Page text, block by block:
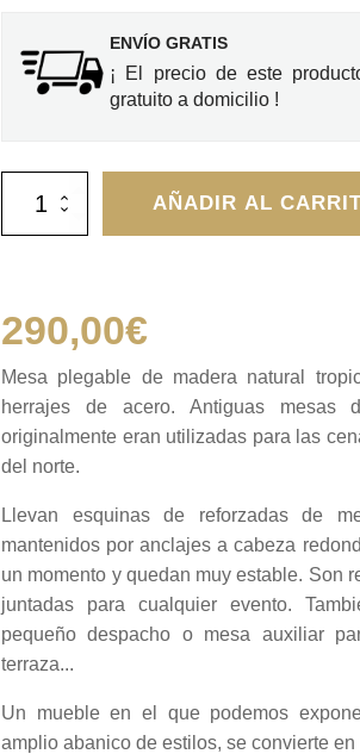
ENVÍO GRATIS
¡ El precio de este
gratuito a domicilio !
plegable
de
AÑADIR AL
290,00€
Mesa plegable de madera natural
herrajes de acero. Antiguas mesas
originalmente eran utilizadas para las
del norte.
Llevan esquinas de reforzadas de
mantenidos por anclajes a cabeza
un momento y quedan muy estable. Son
juntadas para cualquier evento.
pequeño despacho o mesa auxiliar
terraza...
Un mueble en el que podemos
amplio abanico de estilos, se convierte